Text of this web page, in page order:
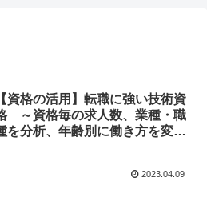
【資格の活用】転職に強い技術資
～資格毎の求人数、業種・職
を分析、年齢別に働き方を変え
2023.04.09